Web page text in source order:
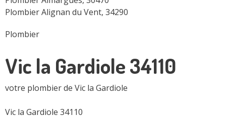
Plombier Alignan du Vent, 34290
Plombier
Vic la Gardiole 34110
votre plombier de Vic la Gardiole
Vic la Gardiole 34110